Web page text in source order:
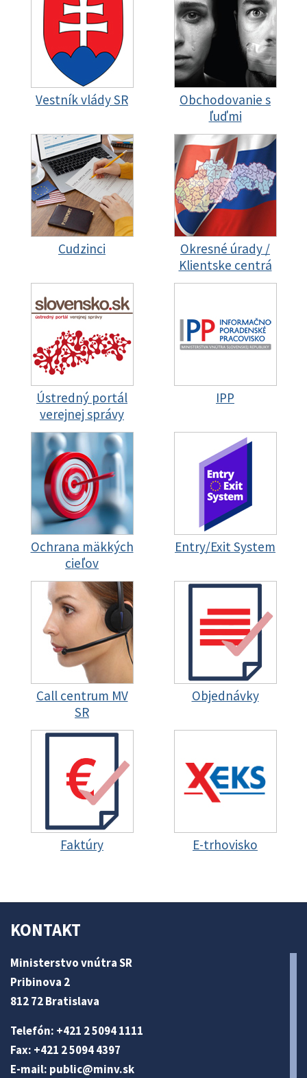
Vestník vlády SR
Obchodovanie s
ľuďmi
Cudzinci
Okresné úrady /
Klientske centrá
Ústredný portál
verejnej správy
IPP
Ochrana mäkkých
cieľov
Entry/Exit System
Call centrum MV
SR
Objednávky
Faktúry E-trhovisko
KONTAKT
Ministerstvo vnútra SR
Pribinova 2
812 72 Bratislava
Telefón: +421 2 5094 1111
Fax: +421 2 5094 4397
E-mail: public@minv.sk